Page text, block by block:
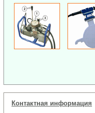
Контактная информация